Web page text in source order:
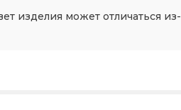
изделия может отличаться из-